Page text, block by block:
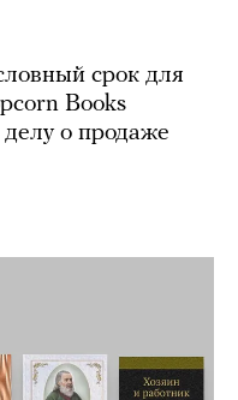
срок для
Books
о продаже